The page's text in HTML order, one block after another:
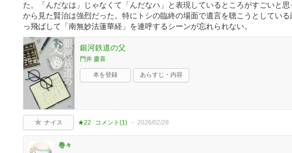
た。「んだなは」じゃなくて「んだなハ」と表現しているところがすごいと思
から見た賢治は強烈だった。特にトシの臨終の場面で遺言を聴こうとしている
っ飛ばして「南無妙法蓮華経」を連呼するシーンが忘れられない。
銀河鉄道の父
門井 慶喜
本を登録 あらすじ・内容
ナイス ★22 コメント(1) 2026/02/28
巻々